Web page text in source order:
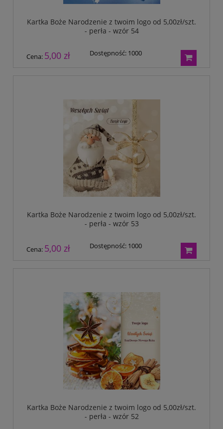
Kartka Boże Narodzenie z twoim logo od 5,00zł/szt.
- perła - wzór 54
Cena: 5,00 zł Dostępność: 1000
Kartka Boże Narodzenie z twoim logo od 5,00zł/szt.
- perła - wzór 53
Cena: 5,00 zł Dostępność: 1000
Kartka Boże Narodzenie z twoim logo od 5,00zł/szt.
- perła - wzór 52